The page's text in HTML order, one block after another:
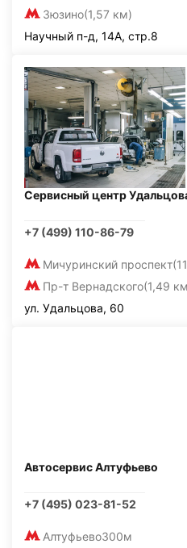
Зюзино(1,57 км)
Научный п-д, 14А, стр.8
Сервисный центр
+7 (499) 110-86-79
Мичуринский проспект
Пр-т Вернадского(1,49
ул. Удальцова, 60
Автосервис Алтуфьево
+7 (495) 023-81-52
Алтуфьево300м